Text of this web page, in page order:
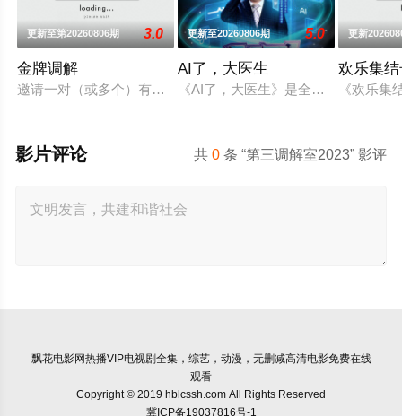
更新至第20260806期 3.0
金牌调解
邀请一对（或多个）有矛盾的当事人进入演播室，主持人和人
更新至20260806期 5.0
AI了，大医生
《AI了，大医生》是全国首档“AI+
更新
欢乐集
《欢乐
共0 条 “第三调解室2023” 影评
影片评论
飘花电影网热播VIP电视剧全集，综艺，动漫，无删减高清电影免费在线
观看
Copyright © 2019 hblcssh.com All Rights Reserved
冀ICP备19037816号-1